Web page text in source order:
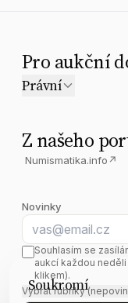
Soukromí
Pro aukční
Právní
Z našeho
Numismatika.info ↗
Novinky
E-mail
Souhlasím se
aukcí každou
klikem).
Vybrat rubriky